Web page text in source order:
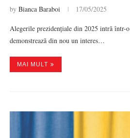
by Bianca Baraboi 17/05/2025
Alegerile prezidențiale din 2025 intră într-
demonstrează din nou un interes…
MAI MULT